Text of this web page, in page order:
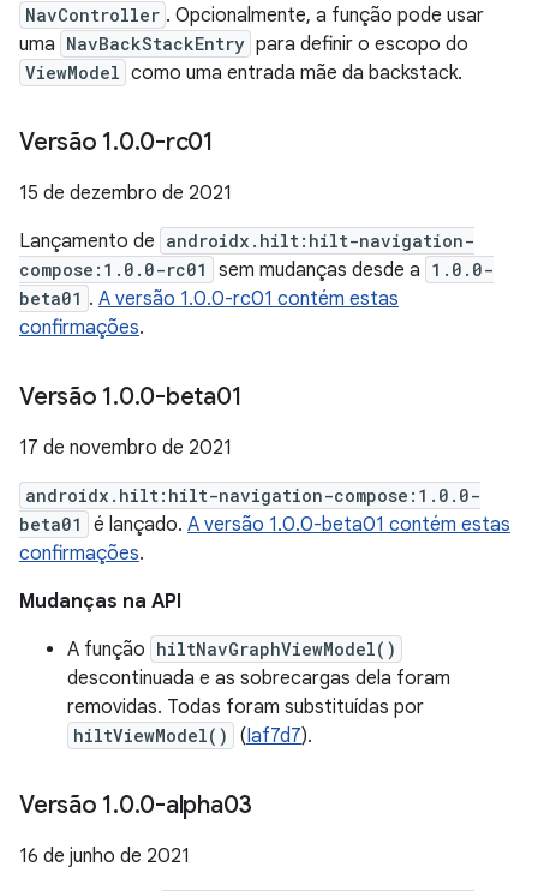
NavController . Opcionalmente, a função pode usar
uma NavBackStackEntry para definir o escopo do
ViewModel como uma entrada mãe da backstack.
Versão 1.0.0-rc01
15 de dezembro de 2021
Lançamento de androidx.hilt:hilt-navigation-
compose:1.0.0-rc01
sem mudanças desde a 1.0.0-
beta01 . A versão 1.0.0-rc01 contém estas
confirmações.
Versão 1.0.0-beta01
17 de novembro de 2021
androidx.hilt:hilt-navigation-compose:1.0.0-
beta01
é lançado. A versão 1.0.0-beta01 contém estas
confirmações.
Mudanças na API
A função hiltNavGraphViewModel()
descontinuada e as sobrecargas dela foram
removidas. Todas foram substituídas por
hiltViewModel() (Iaf7d7).
Versão 1.0.0-alpha03
16 de junho de 2021